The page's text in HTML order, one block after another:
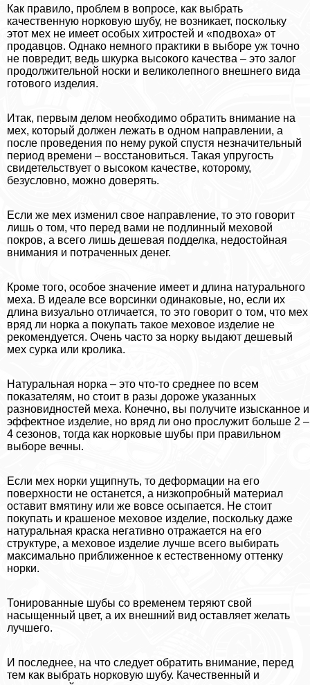
Как правило, проблем в вопросе, как выбрать
качественную норковую шубу, не возникает, поскольку
этот мех не имеет особых хитростей и «подвоха» от
продавцов. Однако немного пpaктики в выборе уж точно
не повредит, ведь шкурка высокого качества – это залог
продолжительной носки и великолепного внешнего вида
готового изделия.
Итак, первым делом необходимо обратить внимание на
мех, который должен лежать в одном направлении, а
после проведения по нему рукой спустя незначительный
период времени – восстановиться. Такая упругость
свидетельствует о высоком качестве, которому,
безусловно, можно доверять.
Если же мех изменил свое направление, то это говорит
лишь о том, что перед вами не подлинный меховой
покров, а всего лишь дешевая подделка, недостойная
внимания и потраченных денег.
Кроме того, особое значение имеет и длина натурального
меха. В идеале все ворсинки одинаковые, но, если их
длина визуально отличается, то это говорит о том, что мех
вряд ли норка а покупать такое меховое изделие не
рекомендуется. Очень часто за норку выдают дешевый
мех сурка или кролика.
Натуральная норка – это что-то среднее по всем
показателям, но стоит в разы дороже указанных
разновидностей меха. Конечно, вы получите изысканное и
эффектное изделие, но вряд ли оно прослужит больше 2 –
4 сезонов, тогда как норковые шубы при правильном
выборе вечны.
Если мех норки ущипнуть, то деформации на его
поверхности не останется, а низкопробный материал
оставит вмятину или же вовсе осыпается. Не стоит
покупать и крашеное меховое изделие, поскольку даже
натуральная краска негативно отражается на его
структуре, а меховое изделие лучше всего выбирать
максимально приближенное к естественному оттенку
норки.
Тонированные шубы со временем теряют свой
насыщенный цвет, а их внешний вид оставляет желать
лучшего.
И последнее, на что следует обратить внимание, перед
тем как выбрать норковую шубу. Качественный и